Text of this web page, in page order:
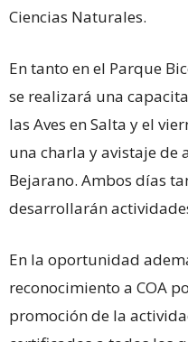
Ciencias Naturales.
En tanto en el Parque
se realizará una
las Aves en Salta y el
una charla y avistaje de
Bejarano. Ambos días
desarrollarán
En la oportunidad
reconocimiento a COA
promoción de la